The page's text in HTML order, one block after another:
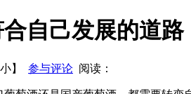
白酒业迎来发展新机遇 蔡学飞：酒快
自己发展的道路
小】 参与评论 阅读：